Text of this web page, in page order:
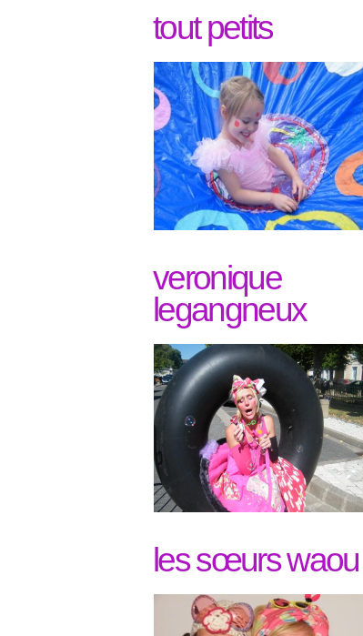
tout petits
veronique
legangneux
les sœurs waou